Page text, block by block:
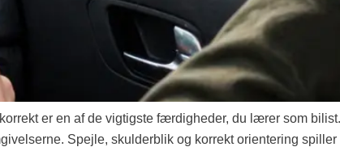
er en af de vigtigste færdigheder, du lærer som
Spejle, skulderblik og korrekt orientering